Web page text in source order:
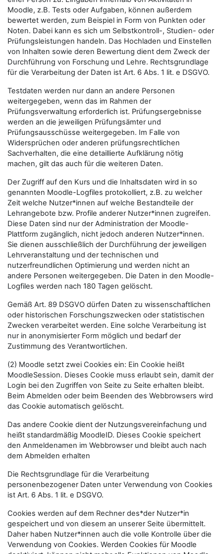
Moodle, z.B. Tests oder Aufgaben, können außerdem
bewertet werden, zum Beispiel in Form von Punkten oder
Noten. Dabei kann es sich um Selbstkontroll-, Studien- oder
Prüfungsleistungen handeln. Das Hochladen und Einstellen
von Inhalten sowie deren Bewertung dient dem Zweck der
Durchführung von Forschung und Lehre. Rechtsgrundlage
für die Verarbeitung der Daten ist Art. 6 Abs. 1 lit. e DSGVO.
Testdaten werden nur dann an andere Personen
weitergegeben, wenn das im Rahmen der
Prüfungsverwaltung erforderlich ist. Prüfungsergebnisse
werden an die jeweiligen Prüfungsämter und
Prüfungsausschüsse weitergegeben. Im Falle von
Widersprüchen oder anderen prüfungsrechtlichen
Sachverhalten, die eine detaillierte Aufklärung nötig
machen, gilt das auch für die weiteren Daten.
Der Zugriff auf den Kurs und die Inhaltsdaten wird in so
genannten Moodle-Logfiles protokolliert, z.B. zu welcher
Zeit welche Nutzer*innen auf welche Bestandteile der
Lehrangebote bzw. Profile anderer Nutzer*innen zugreifen.
Diese Daten sind nur der Administration der Moodle-
Plattform zugänglich, nicht jedoch anderen Nutzer*innen.
Sie dienen ausschließlich der Durchführung der jeweiligen
Lehrveranstaltung und der technischen und
nutzerfreundlichen Optimierung und werden nicht an
andere Personen weitergegeben. Die Daten in den Moodle-
Logfiles werden nach 180 Tagen gelöscht.
Gemäß Art. 89 DSGVO dürfen Daten zu wissenschaftlichen
oder historischen Forschungszwecken oder statistischen
Zwecken verarbeitet werden. Eine solche Verarbeitung ist
nur in anonymisierter Form möglich und bedarf der
Zustimmung des Verantwortlichen.
(2) Moodle setzt zwei Cookies ein: Ein Cookie heißt
MoodleSession. Dieses Cookie muss erlaubt sein, damit der
Login bei den Zugriffen von Seite zu Seite erhalten bleibt.
Beim Abmelden oder beim Beenden des Webbrowsers wird
das Cookie automatisch gelöscht.
Das andere Cookie dient der Nutzungsvereinfachung und
heißt standardmäßig MoodleID. Dieses Cookie speichert
den Anmeldenamen im Webbrowser und bleibt auch nach
dem Abmelden erhalten
Die Rechtsgrundlage für die Verarbeitung
personenbezogener Daten unter Verwendung von Cookies
ist Art. 6 Abs. 1 lit. e DSGVO.
Cookies werden auf dem Rechner des*der Nutzer*in
gespeichert und von diesem an unserer Seite übermittelt.
Daher haben Nutzer*innen auch die volle Kontrolle über die
Verwendung von Cookies. Werden Cookies für Moodle